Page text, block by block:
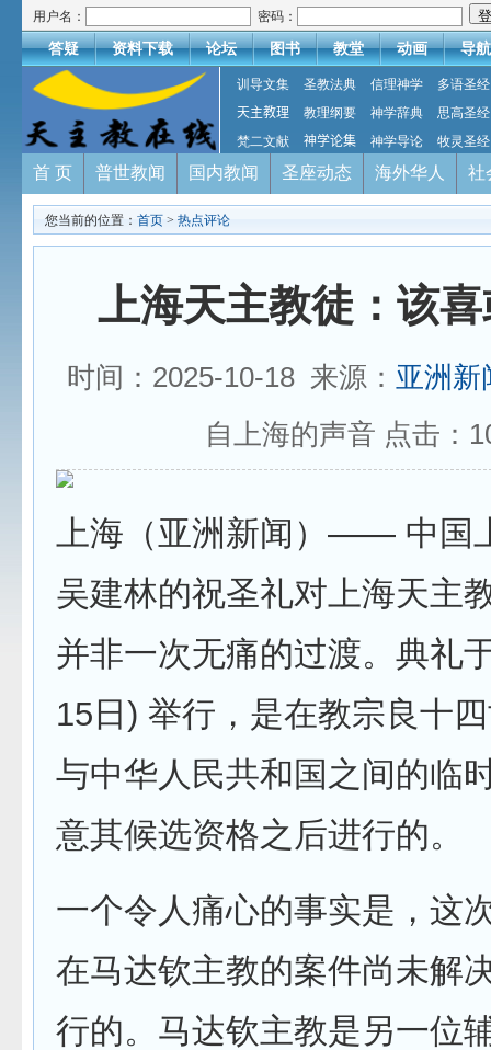
用户名： 密码：
答疑 资料下载 论坛 图书 教堂 动画 导航
训导文集 圣教法典 信理神学
多语圣经
天主教理
教理纲要 神学辞典
思高圣经
梵二文献
神学论集 神学导论 牧灵圣经
首 页 普世教闻 国内教闻 圣座动态 海外华人 社
您当前的位置： 首页 > 热点评论
上海天主教徒：该
时间：2025-10-18 来源： 亚洲新
自上海的声音 点击：
上海（亚洲新闻）—— 中国
吴建林的祝圣礼对上海天主
并非一次无痛的过渡。典礼
15日) 举行，是在教宗良十
与中华人民共和国之间的临
意其候选资格之后进行的。
一个令人痛心的事实是，这
在马达钦主教的案件尚未解
行的。马达钦主教是另一位